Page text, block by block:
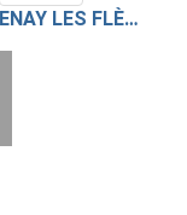
PARTHENAY LES FLÈCHES BLEUES